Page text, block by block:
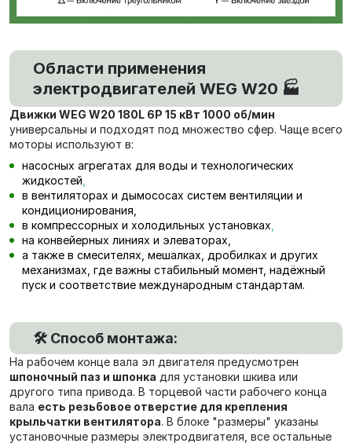
Области применения
электродвигателей WEG W20 🏭
Движки WEG W20 180L 6P 15 кВт 1000 об/мин
универсальны и подходят под множество сфер. Чаще всего
моторы используют в:
насосных агрегатах для воды и технологических
жидкостей
в вентиляторах и дымососах систем вентиляции и
кондиционирования,
в компрессорных и холодильных установках
на конвейерных линиях и элеваторах,
а также в смесителях, мешалках, дробилках и других
механизмах, где важны стабильный момент, надёжный
пуск и соответствие международным стандартам.
🛠️ Способ монтажа:
На рабочем конце вала эл двигателя предусмотрен
шпоночный паз и шпонка для установки шкива или
другого типа привода. В торцевой части рабочего конца
вала есть резьбовое отверстие для крепления
крыльчатки вентилятора. В блоке "размеры" указаны
установочные размеры электродвигателя, все остальные